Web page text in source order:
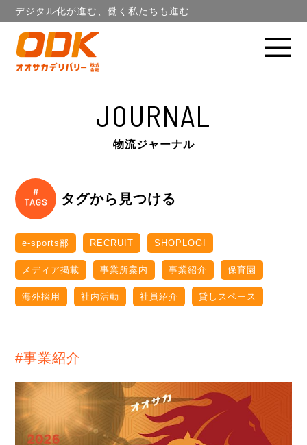
デジタル化が進む、働く私たちも進む
JOURNAL
物流ジャーナル
タグから見つける
e-sports部 RECRUIT SHOPLOGI
メディア掲載 事業所案内 事業紹介 保育園
海外採用 社内活動 社員紹介 貸しスペース
#事業紹介